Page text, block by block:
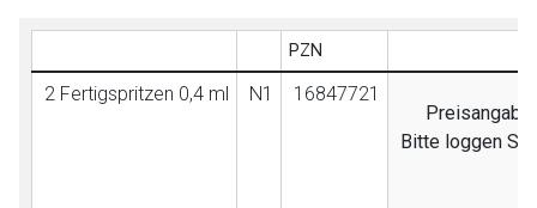
PZN
2 Fertigspritzen 0,4 ml N1
16847721
Bitte loggen